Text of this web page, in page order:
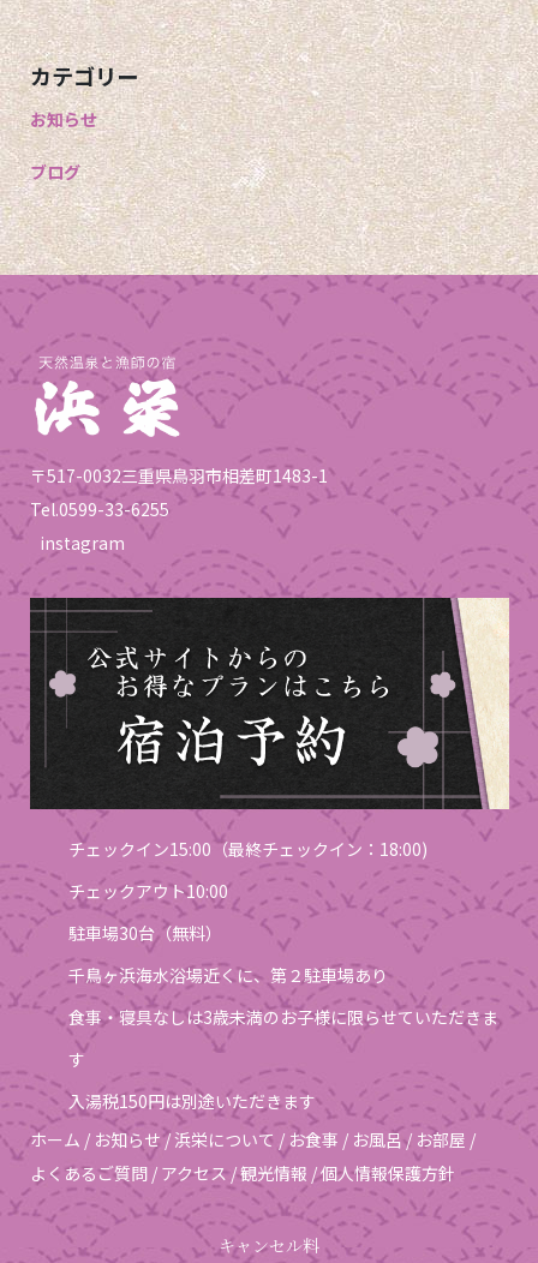
カテゴリー
お知らせ
ブログ
〒517-0032三重県鳥羽市相差町1483-1
Tel.0599-33-6255
instagram
チェックイン15:00（最終チェックイン：18:00)
チェックアウト10:00
駐車場30台（無料）
千鳥ヶ浜海水浴場近くに、第２駐車場あり
食事・寝具なしは3歳未満のお子様に限らせていただきま
す
入湯税150円は別途いただきます
ホーム / お知らせ/浜栄について / お食事 / お風呂/ お部屋 /
よくあるご質問/ アクセス/観光情報 /個人情報保護方針
キャンセル料